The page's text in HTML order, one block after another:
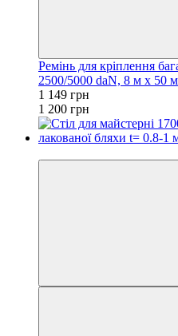
Ремінь для кріплення
2500/5000 daN, 8 м х 50
1 149 грн
1 200 грн